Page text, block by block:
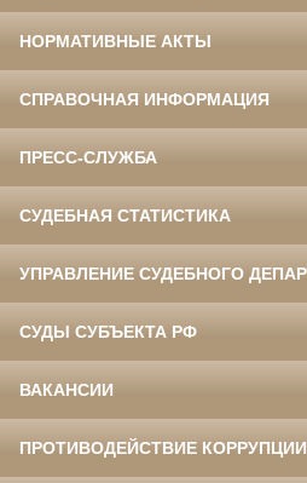
НОРМАТИВНЫЕ АКТЫ
СПРАВОЧНАЯ ИНФОРМАЦИЯ
ПРЕСС-СЛУЖБА
СУДЕБНАЯ СТАТИСТИКА
УПРАВЛЕНИЕ СУДЕБНОГО
СУДЫ СУБЪЕКТА РФ
ВАКАНСИИ
ПРОТИВОДЕЙСТВИЕ КОРРУПЦИИ